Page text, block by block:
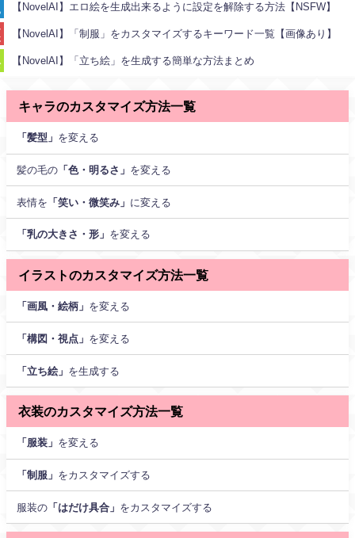
【NovelAI】エロ絵を生成出来るように設定を解除する方法【NSFW】
【NovelAI】「制服」をカスタマイズするキーワード一覧【画像あり】
【NovelAI】「立ち絵」を生成する簡単な方法まとめ
キャラのカスタマイズ方法一覧
「髪型」 を変える
髪の毛の「色・明るさ」 を変える
表情を 「笑い・微笑み」 に変える
「乳の大きさ・形」 を変える
イラストのカスタマイズ方法一覧
「画風・絵柄」 を変える
「構図・視点」 を変える
「立ち絵」 を生成する
衣装のカスタマイズ方法一覧
「服装」 を変える
「制服」 をカスタマイズする
服装の「はだけ具合」 をカスタマイズする